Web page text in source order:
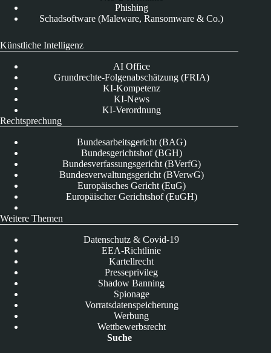
Phishing
Schadsoftware (Maleware, Ransomware & Co.)
Künstliche Intelligenz
AI Office
Grundrechte-Folgenabschätzung (FRIA)
KI-Kompetenz
KI-News
KI-Verordnung
Rechtsprechung
Bundesarbeitsgericht (BAG)
Bundesgerichtshof (BGH)
Bundesverfassungsgericht (BVerfG)
Bundesverwaltungsgericht (BVerwG)
Europäisches Gericht (EuG)
Europäischer Gerichtshof (EuGH)
Weitere Themen
Datenschutz & Covid-19
EEA-Richtlinie
Kartellrecht
Presseprivileg
Shadow Banning
Spionage
Vorratsdatenspeicherung
Werbung
Wettbewerbsrecht
Suche